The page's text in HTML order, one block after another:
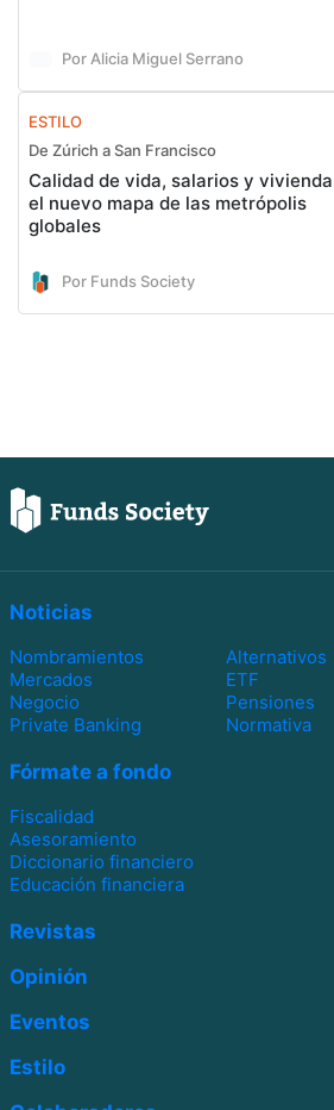
Por Alicia Miguel Serrano
ESTILO
De Zúrich a San Francisco
Calidad de vida, salarios y
el nuevo mapa de las metrópolis
globales
Por Funds Society
Noticias
Nombramientos
Alternativos
Mercados
ETF
Negocio
Pensiones
Private Banking
Normativa
Fórmate a fondo
Fiscalidad
Asesoramiento
Diccionario financiero
Educación financiera
Revistas
Opinión
Eventos
Estilo